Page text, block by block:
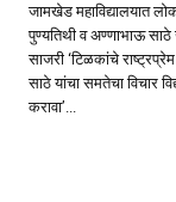
जामखेड महाविद्यालयात
पुण्यतिथी व अण्णाभाऊ साठे
साजरी ‘टिळकांचे
साठे यांचा समतेचा विचार
करावा’...